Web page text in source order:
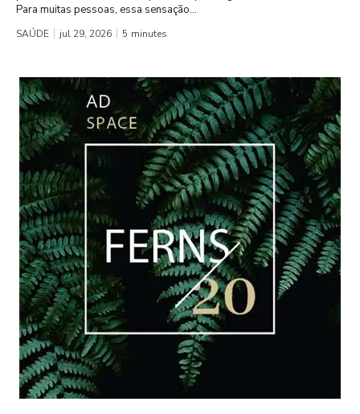
Para muitas pessoas, essa sensação...
SAÚDE jul 29, 2026 5 minutes